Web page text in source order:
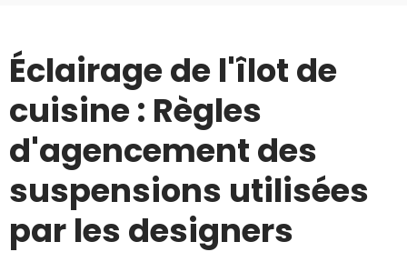
Éclairage de l'îlot de
cuisine : Règles
d'agencement des
suspensions utilisées
par les designers